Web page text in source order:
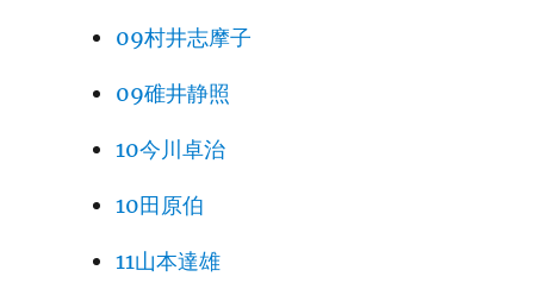
09村井志摩子
09碓井静照
10今川卓治
10田原伯
11山本達雄